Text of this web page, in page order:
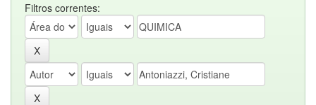
Filtros correntes: